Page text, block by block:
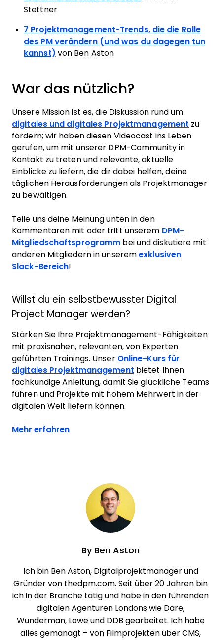
Stettner
7 Projektmanagement-Trends, die die Rolle
des PM verändern (und was du dagegen tun
kannst) von Ben Aston
War das nützlich?
Unsere Mission ist es, die Diskussion rund um
digitales und digitales Projektmanagement zu
fördern; wir haben diesen Videocast ins Leben
gerufen, um mit unserer DPM-Community in
Kontakt zu treten und relevante, aktuelle
Einblicke zu liefern, die dir dabei helfen, deine
täglichen Herausforderungen als Projektmanager
zu bewältigen.
Teile uns deine Meinung unten in den
Kommentaren mit oder tritt unserem DPM-
Mitgliedschaftsprogramm bei und diskutiere mit
anderen Mitgliedern in unseremexklusiven
Slack-Bereich!
Willst du ein selbstbewusster Digital
Project Manager werden?
Stärken Sie Ihre Projektmanagement-Fähigkeiten
mit praxisnahen, relevanten, von Experten
geführten Trainings. Unser Online-Kurs für
digitales Projektmanagement bietet Ihnen
fachkundige Anleitung, damit Sie glückliche Teams
führen und Projekte mit hohem Mehrwert in der
digitalen Welt liefern können.
Mehr erfahren
ByBen Aston
Ich bin Ben Aston, Digitalprojektmanager und
Gründer von thedpm.com. Seit über 20 Jahren bin
ich in der Branche tätig und habe in den führenden
digitalen Agenturen Londons wie Dare,
Wunderman, Lowe und DDB gearbeitet. Ich habe
alles gemanagt – von Filmprojekten über CMS,